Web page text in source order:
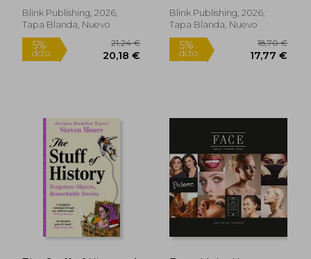
20% 5%
Inglés)
Blink Publishing, 2026,
Tapa Blanda, Nuevo
Blink Publishing, 2026,
Tapa Blanda, Nuevo